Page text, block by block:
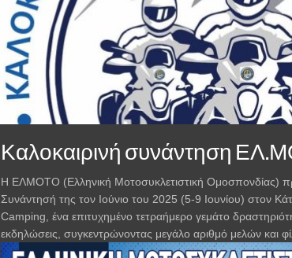
Καλοκαιρινή συνάντηση
Η ΕΛΜΟΤΟ (Ελληνική Μοτοσυκλετιστική Ομοσπονδίας)
Συνάντησή της τον Ιούνιο του 2025 (5-9 Ιουνίου) στον
Camping, ένα επιτυχημένο τετραήμερο γεμάτο
εκδηλώσεις, συγκεντρώνοντας μεγάλο αριθμό μελών και